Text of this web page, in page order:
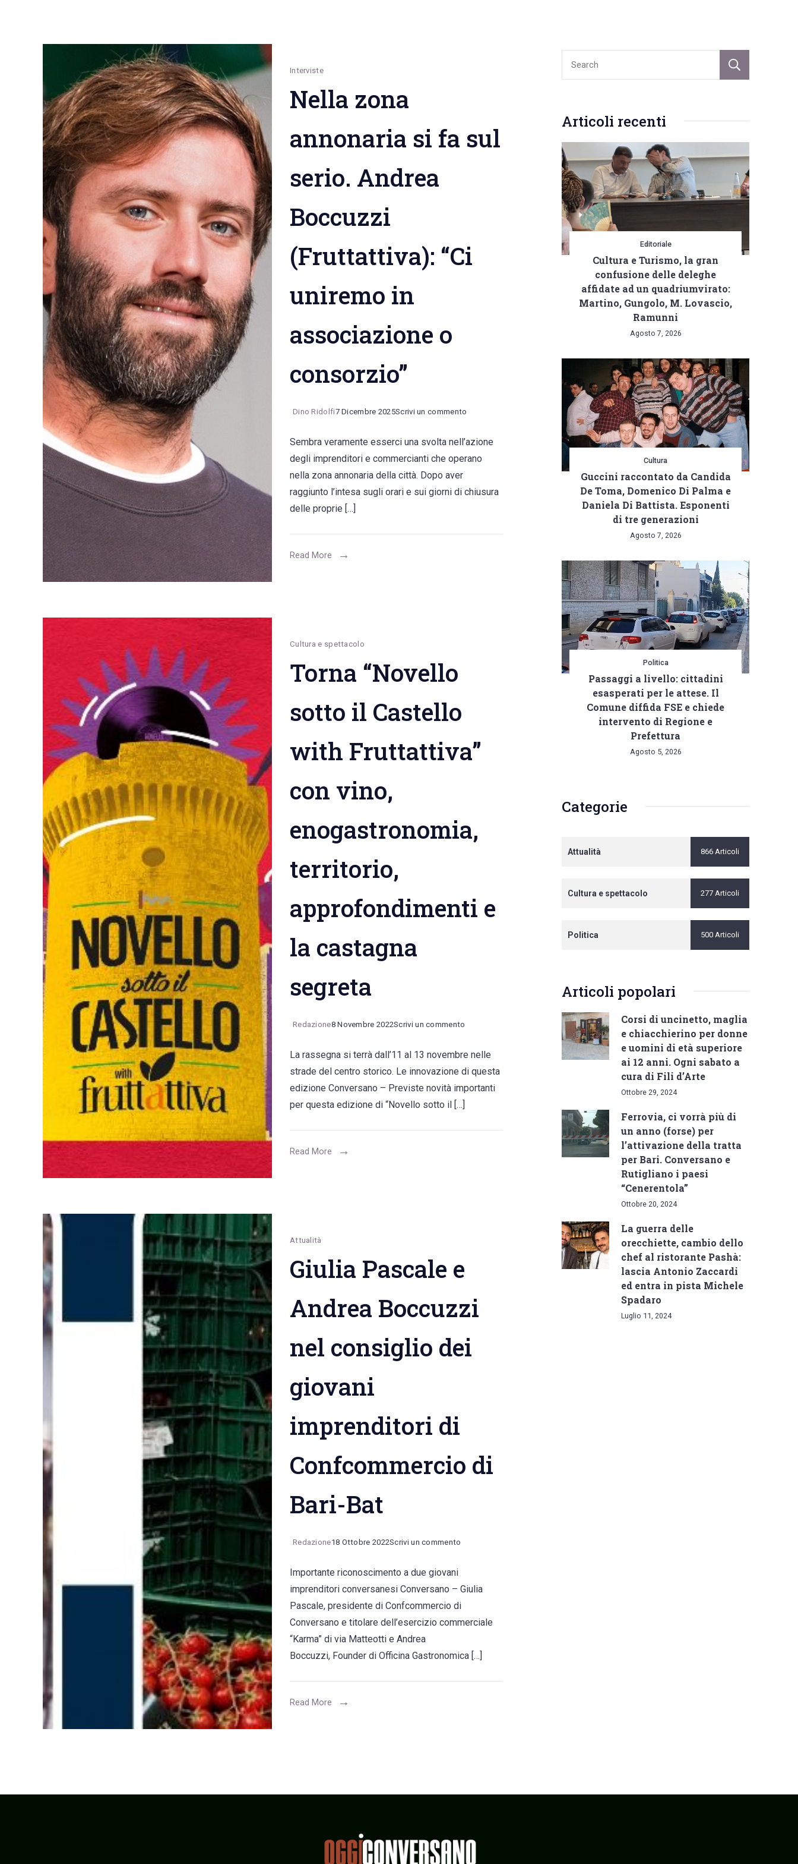
Interviste
Nella zona
annonaria si fa sul
serio. Andrea
Boccuzzi
(Fruttattiva): “Ci
uniremo in
associazione o
consorzio”
Dino Ridolfi7 Dicembre 2025Scrivi un commento
zona
annonaria
serio.
Sembra veramente esserci una svolta nell’azione
degli imprenditori e commercianti che operano
nella zona annonaria della città. Dopo aver
raggiunto l’intesa sugli orari e sui giorni di chiusura
delle proprie […]
Read More
Cultura e spettacolo
Torna “Novello
sotto il Castello
with Fruttattiva”
con vino,
enogastronomia,
territorio,
approfondimenti e
la castagna
segreta
Redazione8 Novembre 2022Scrivi un commento
“Novello
sotto
il
with
segreta
La rassegna si terrà dall’11 al 13 novembre nelle
strade del centro storico. Le innovazione di questa
edizione Conversano – Previste novità importanti
per questa edizione di “Novello sotto il […]
Read More
Attualità
Giulia Pascale e
Andrea Boccuzzi
nel consiglio dei
giovani
imprenditori di
Confcommercio di
Bari-Bat
Redazione18 Ottobre 2022Scrivi un commento
e
dei
Importante riconoscimento a due giovani
imprenditori conversanesi Conversano – Giulia
Pascale, presidente di Confcommercio di
Conversano e titolare dell’esercizio commerciale
“Karma” di via Matteotti e Andrea
Boccuzzi, Founder di Officina Gastronomica […]
Read More
Articoli recenti
Editoriale
Cultura e Turismo, la gran
confusione delle deleghe
affidate ad un quadriumvirato:
Martino, Gungolo, M. Lovascio,
Ramunni
Agosto 7, 2026
Cultura
Guccini raccontato da Candida
De Toma, Domenico Di Palma e
Daniela Di Battista. Esponenti
di tre generazioni
Agosto 7, 2026
Politica
Passaggi a livello: cittadini
esasperati per le attese. Il
Comune diffida FSE e chiede
intervento di Regione e
Prefettura
Agosto 5, 2026
Categorie
Attualità 866 Articoli
Cultura e spettacolo 277 Articoli
Politica 500 Articoli
Articoli popolari
Corsi di uncinetto, maglia
e chiacchierino per donne
e uomini di età superiore
ai 12 anni. Ogni sabato a
cura di Fili d’Arte
Ottobre 29, 2024
Ferrovia, ci vorrà più di
un anno (forse) per
l’attivazione della tratta
per Bari. Conversano e
Rutigliano i paesi
“Cenerentola”
Ottobre 20, 2024
La guerra delle
orecchiette, cambio dello
chef al ristorante Pashà:
lascia Antonio Zaccardi
ed entra in pista Michele
Spadaro
Luglio 11, 2024